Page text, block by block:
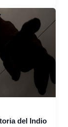
del Indio